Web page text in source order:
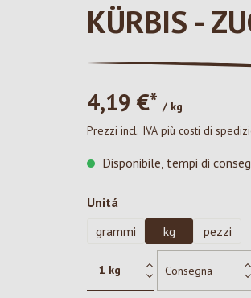
KÜRBIS -
4,19 €* / kg
Prezzi incl. IVA più costi di
Disponibile, tempi di
Seleziona
Unitá
grammi
kg pezzi